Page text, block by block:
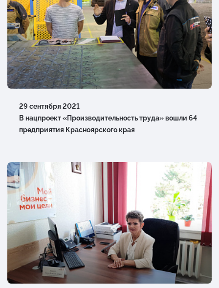
29 сентября 2021
В нацпроект «Производительность труда» вошли 64
предприятия Красноярского края